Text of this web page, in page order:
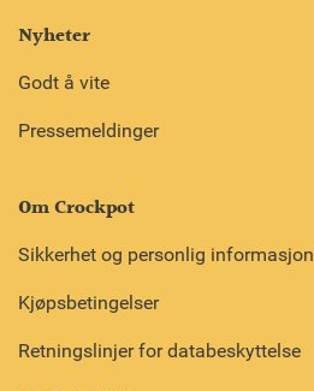
Nyheter
Godt å vite
Pressemeldinger
Om Crockpot
Sikkerhet og personlig informasjon
Kjøpsbetingelser
Retningslinjer for databeskyttelse